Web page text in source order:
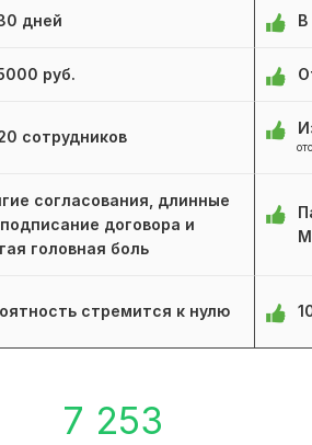
дней В
руб.
сотрудников
согласования, длинные
договора и
головная боль
стремится к нулю
7 253